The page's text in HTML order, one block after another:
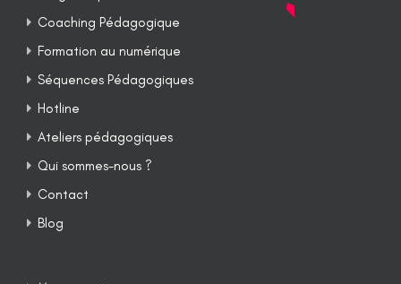
Coaching Pédagogique
Formation au numérique
Séquences Pédagogiques
Hotline
Ateliers pédagogiques
Qui sommes-nous ?
Contact
Blog